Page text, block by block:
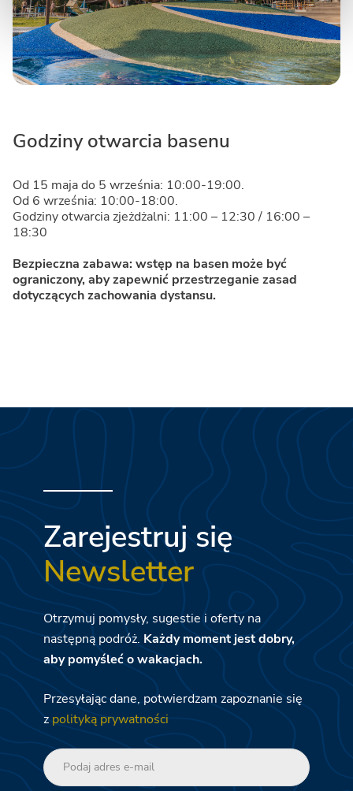
Godziny otwarcia basenu
Od 15 maja do 5 września: 10:00-19:00.
Od 6 września: 10:00-18:00.
Godziny otwarcia zjeżdżalni: 11:00 – 12:30 / 16:00 –
18:30
Bezpieczna zabawa: wstęp na basen może być
ograniczony, aby zapewnić przestrzeganie zasad
dotyczących zachowania dystansu.
Zarejestruj się
Newsletter
Otrzymuj pomysły, sugestie i oferty na
następną podróż. Każdy moment jest dobry,
aby pomyśleć o wakacjach.
Przesyłając dane, potwierdzam zapoznanie się
z polityką prywatności